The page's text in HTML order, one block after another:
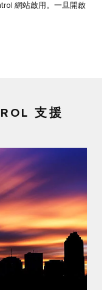
網站啟用。一旦開啟
支援